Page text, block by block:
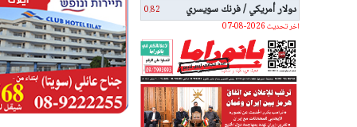
دولار أمريكي / فرنك سويسري
0.82
اخر تحديث 2026-08-07